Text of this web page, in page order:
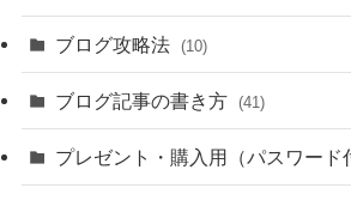
ブログ攻略法 (10)
ブログ記事の書き方 (41)
プレゼント・購入用（パスワード